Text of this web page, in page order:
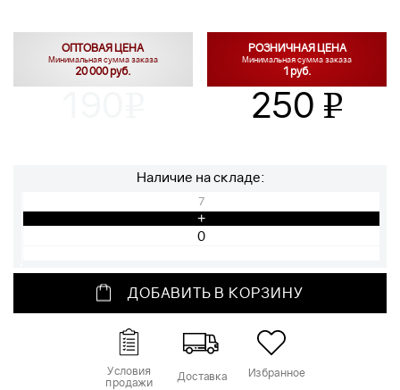
ОПТОВАЯ ЦЕНА
Минимальная сумма заказа
20 000 руб.
РОЗНИЧНАЯ ЦЕНА
Минимальная сумма заказа
1 руб.
250 v
Наличие на складе:
7
+
ДОБАВИТЬ В КОРЗИНУ
Условия
продажи
Доставка Избранное